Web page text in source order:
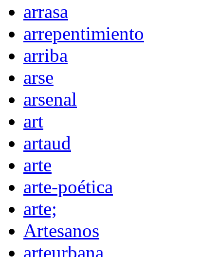
arrasa
arrepentimiento
arriba
arse
arsenal
art
artaud
arte
arte-poética
arte;
Artesanos
arteurbana